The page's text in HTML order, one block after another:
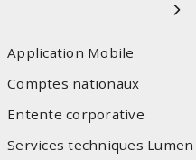
Application Mobile
Comptes nationaux
Entente corporative
Services techniques Lumen